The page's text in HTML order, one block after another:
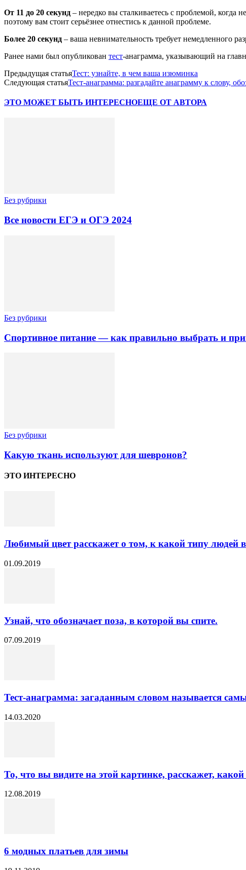
От 11 до 20 секунд – нередко вы сталкиваетесь с проблемой,
поэтому вам стоит серьёзнее отнестись к данной проблеме.
Более 20 секунд – ваша невнимательность требует немедленного
Ранее нами был опубликован тест-анаграмма, указывающий на
Предыдущая статьяТест: узнайте, в чем ваша изюминка
Следующая статьяТест-анаграмма: разгадайте анаграмму к слову,
ЭТО МОЖЕТ БЫТЬ ИНТЕРЕСНОЕЩЕ ОТ АВТОРА
Без рубрики
Все новости ЕГЭ и ОГЭ 2024
Без рубрики
Спортивное питание — как правильно выбрать и
Без рубрики
Какую ткань используют для шевронов?
ЭТО ИНТЕРЕСНО
Любимый цвет расскажет о том, к какой типу людей
01.09.2019
Узнай, что обозначает поза, в которой вы спите.
07.09.2019
Тест-анаграмма: загаданным словом называется
14.03.2020
То, что вы видите на этой картинке, расскажет,
12.08.2019
6 модных платьев для зимы